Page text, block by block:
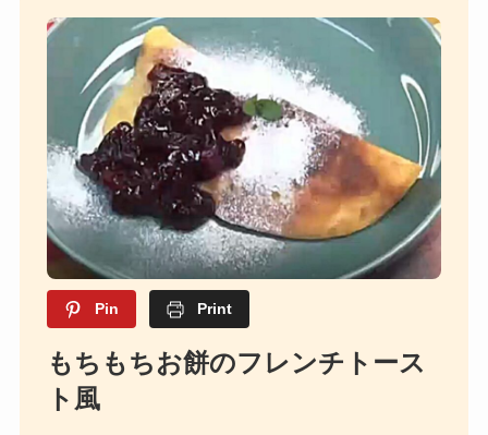
Pin Print
もちもちお餅のフレンチトース
ト風